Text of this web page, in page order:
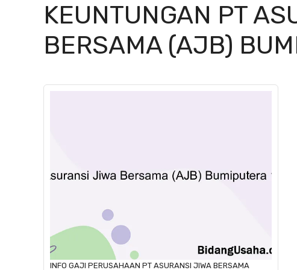
KEUNTUNGAN PT
BERSAMA (AJB)
INFO GAJI PERUSAHAAN PT ASURANSI JIWA BERSAMA